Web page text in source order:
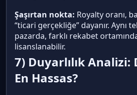
Şaşırtan nokta: Royalty oranı,
“ticari gerçekliğe” dayanır. Aynı
pazarda, farklı rekabet
lisanslanabilir.
7) Duyarlılık Analizi:
En Hassas?